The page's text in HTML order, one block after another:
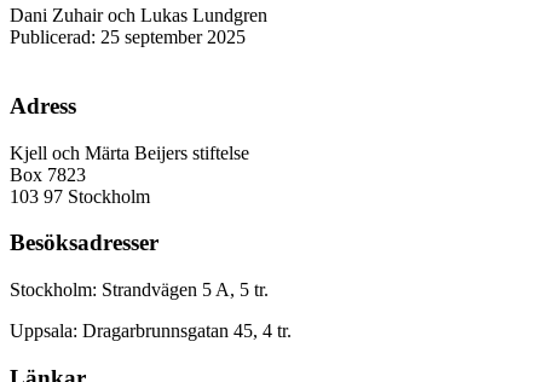
Dani Zuhair och Lukas Lundgren
Publicerad: 25 september 2025
Adress
Kjell och Märta Beijers stiftelse
Box 7823
103 97 Stockholm
Besöksadresser
Stockholm: Strandvägen 5 A, 5 tr.
Uppsala: Dragarbrunnsgatan 45, 4 tr.